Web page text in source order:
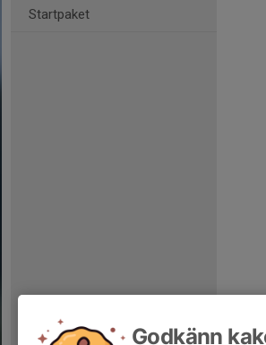
Startpaket
Godkänn